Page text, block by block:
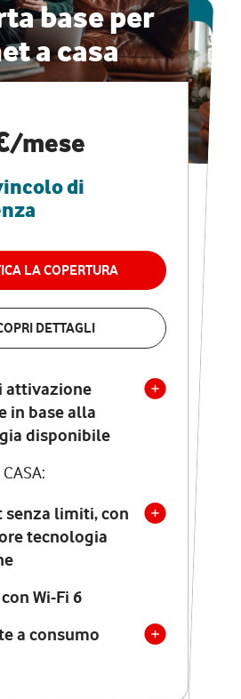
base per
a casa
/mese
di
LA COPERTURA
DETTAGLI
attivazione
in base alla
disponibile
senza limiti, con
tecnologia
Wi-Fi 6
a consumo
ESCLUSIVA ONLINE
PRO
veloce e
speciali
FISSA + VODAFONE CLUB
VERIFICA LA COPERTURA
Costo di attivazione
variabile in base alla
tecnologia disponibile
LA TUA CASA:
senza limiti, con
migliore tecnologia
Seven con Wi-Fi 7
illimitate verso
fissi e mobili